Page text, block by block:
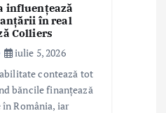
influențează
în real
Colliers
iulie 5, 2026
contează tot
băncile finanțează
România, iar